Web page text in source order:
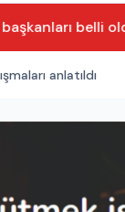
belli oldu
çalışmaları anlatıldı